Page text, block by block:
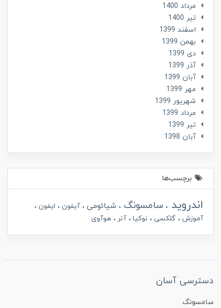
مرداد 1400
تير 1400
اسفند 1399
بهمن 1399
دی 1399
آذر 1399
آبان 1399
مهر 1399
شهریور 1399
مرداد 1399
تير 1399
آبان 1398
برچسب‌ها
اندروید سامسونگ شیائومی آیفون
ایفون
آموزش
گلکسی نوکیا آنر هوآوی
دسترسی آسان
سامسونگ